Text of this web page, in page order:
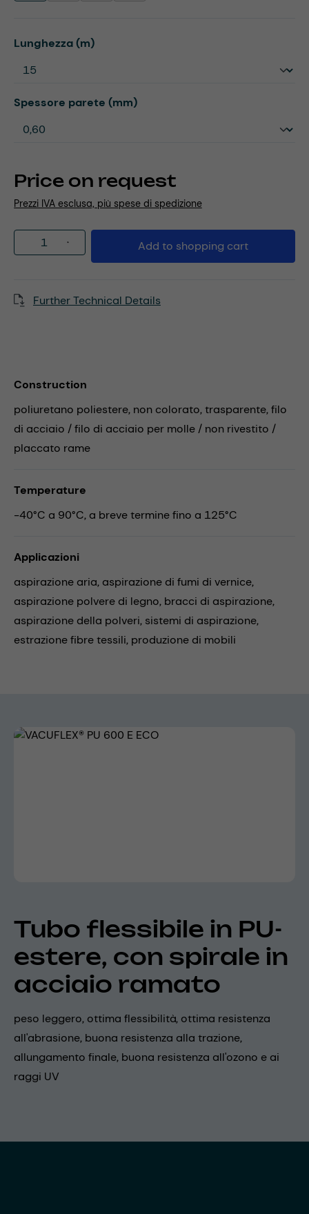
Price on request
Prezzi IVA esclusa, più spese di spedizione
Select
Lunghezza (m)
Select
Spessore parete (mm)
Product Quantity: Enter the desired
Add to shopping cart
Further Technical Details
Construction
poliuretano poliestere, non colorato, trasparente, filo
di acciaio / filo di acciaio per molle / non rivestito /
placcato rame
Temperature
-40°C a 90°C, a breve termine fino a 125°C
Applicazioni
aspirazione aria, aspirazione di fumi di vernice,
aspirazione polvere di legno, bracci di aspirazione,
aspirazione della polveri, sistemi di aspirazione,
estrazione fibre tessili, produzione di mobili
Skip image gallery
Tubo flessibile in PU-
estere, con spirale in
acciaio ramato
peso leggero, ottima flessibilità, ottima resistenza
all'abrasione, buona resistenza alla trazione,
allungamento finale, buona resistenza all'ozono e ai
raggi UV